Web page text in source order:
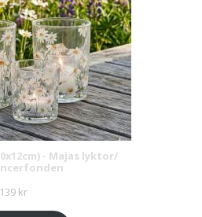
- Majas lyktor/
139 kr